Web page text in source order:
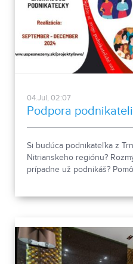
04.Jul, 02:07
Podpora
Si budúca podnikateľka z
Nitrianskeho regiónu?
prípadne už podnikáš?